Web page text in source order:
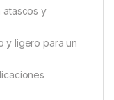
atascos y
y ligero para un